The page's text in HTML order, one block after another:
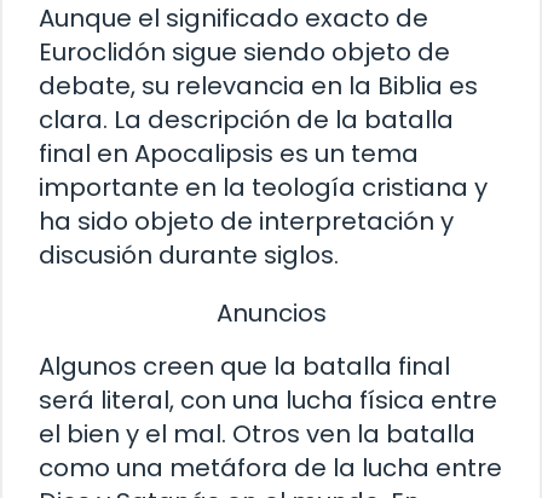
Aunque el significado exacto de
Euroclidón sigue siendo objeto de
debate, su relevancia en la Biblia es
clara. La descripción de la batalla
final en Apocalipsis es un tema
importante en la teología cristiana y
ha sido objeto de interpretación y
discusión durante siglos.
Anuncios
Algunos creen que la batalla final
será literal, con una lucha física entre
el bien y el mal. Otros ven la batalla
como una metáfora de la lucha entre